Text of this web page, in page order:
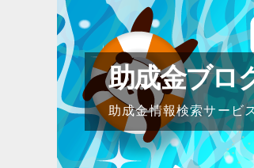
助成金ブロ
助成金情報検索サービ